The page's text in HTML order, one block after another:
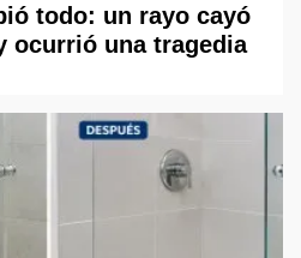
todo: un rayo cayó
ocurrió una tragedia